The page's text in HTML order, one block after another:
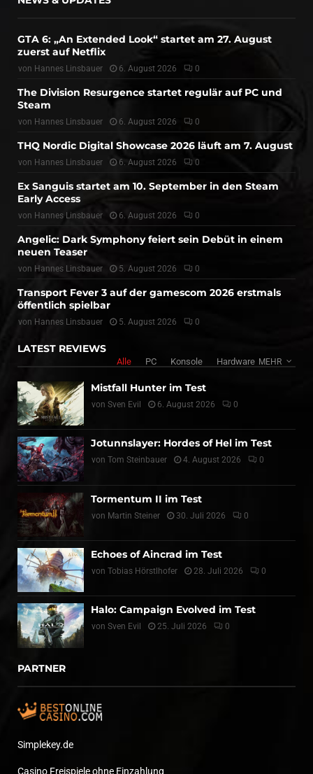
GTA 6: „An Extended Look“ startet am 27. August
zuerst auf Netflix
von Hannes Linsbauer 6. August 2026 0
The Division Resurgence startet regulär auf PC und
Steam
von Hannes Linsbauer 6. August 2026 0
THQ Nordic Digital Showcase 2026 läuft am 7. August
von Hannes Linsbauer 6. August 2026 0
Ex Sanguis startet am 10. September in den Steam
Early Access
von Hannes Linsbauer 6. August 2026 0
Angelic: Dark Symphony feiert sein Debüt in einem
neuen Teaser
von Hannes Linsbauer 5. August 2026 0
Transport Fever 3 auf der gamescom 2026 erstmals
öffentlich spielbar
von Hannes Linsbauer 5. August 2026 0
LATEST REVIEWS
Alle PC Konsole Hardware MEHR
Mistfall Hunter im Test
von Sven Evil 6. August 2026 0
Jotunnslayer: Hordes of Hel im Test
von Tom Steinbauer 4. August 2026 0
Tormentum II im Test
von Martin Steiner 30. Juli 2026 0
Echoes of Aincrad im Test
von Tobias Hörstlhofer 28. Juli 2026 0
Halo: Campaign Evolved im Test
von Sven Evil 25. Juli 2026 0
PARTNER
Simplekey.de
Casino Freispiele ohne Einzahlung